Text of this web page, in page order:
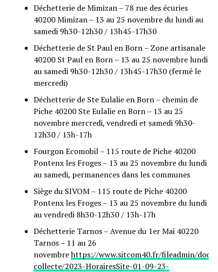
Déchetterie de Mimizan – 78 rue des écuries
40200 Mimizan – 13 au 25 novembre du lundi au
samedi 9h30-12h30 / 13h45-17h30
Déchetterie de St Paul en Born – Zone artisanale
40200 St Paul en Born – 13 au 25 novembre lundi
au samedi 9h30-12h30 / 13h45-17h30 (fermé le
mercredi)
Déchetterie de Ste Eulalie en Born – chemin de
Piche 40200 Ste Eulalie en Born – 13 au 25
novembre mercredi, vendredi et samedi 9h30-
12h30 / 13h-17h
Fourgon Ecomobil – 115 route de Piche 40200
Pontenx les Froges – 13 au 25 novembre du lundi
au samedi, permanences dans les communes
Siège du SIVOM – 115 route de Piche 40200
Pontenx les Froges – 13 au 25 novembre du lundi
au vendredi 8h30-12h30 / 13h-17h
Déchetterie Tarnos – Avenue du 1er Mai 40220
Tarnos – 11 au 26
novembrehttps://www.sitcom40.fr/fileadmin/
collecte/2023-HorairesSite-01-09-23-